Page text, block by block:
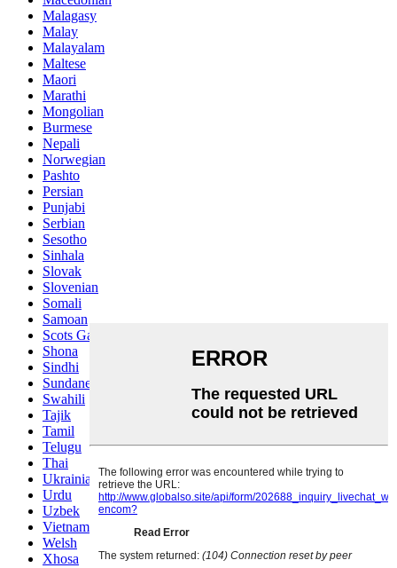
Malagasy
Malay
Malayalam
Maltese
Maori
Marathi
Mongolian
Burmese
Nepali
Norwegian
Pashto
Persian
Punjabi
Serbian
Sesotho
Sinhala
Slovak
Slovenian
Somali
Samoan
Scots Gaelic
Shona
Sindhi
Sundanese
Swahili
Tajik
Tamil
Telugu
Thai
Ukrainian
Urdu
Uzbek
Vietnamese
Welsh
Xhosa